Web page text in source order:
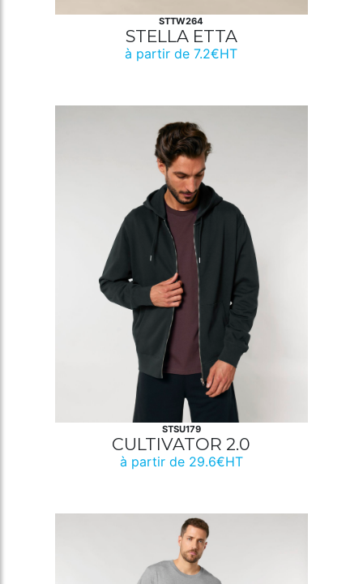
STTW264
STELLA ETTA
à partir de 7.2€HT
STSU179
CULTIVATOR 2.0
à partir de 29.6€HT